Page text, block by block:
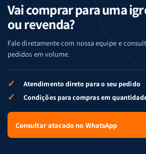
Vai comprar para uma
ou revenda?
Fale diretamente com nossa equipe e
pedidos em volume.
✓ Atendimento direto para o seu pedido
✓ Condições para compras em
Consultar atacado no WhatsApp